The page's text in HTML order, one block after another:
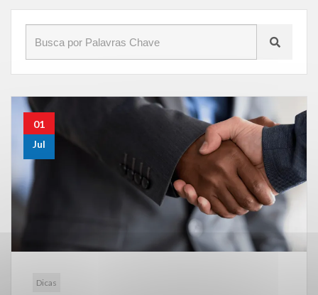
01
Jul
Dicas